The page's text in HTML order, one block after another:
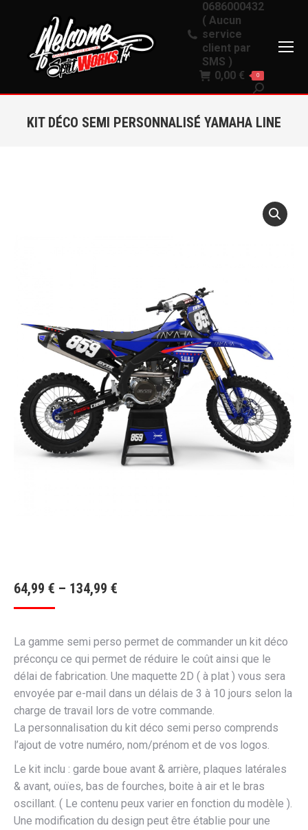
0686000432
( Aucun
service
client par
SMS )
0,00 € 0
Recherche
KIT DÉCO SEMI PERSONNALISÉ YAMAHA LINE
64,99 € – 134,99 €
La gamme semi perso permet de commander un kit déco
préconçu ce qui permet de réduire le coût ainsi que le
délai de fabrication. Une maquette 2D ( à plat ) vous sera
envoyée par e-mail dans un délais de 3 à 10 jours selon la
charge de travail lors de votre commande.
La personnalisation du kit déco semi perso comprends
l’ajout de votre numéro, nom/prénom et de vos logos.
Le kit inclu : garde boue avant & arrière, plaques latérales
& avant, ouïes, bas de fourches, boite à air et le bras
oscillant. ( Le contenu peux varier en fonction du modèle ).
Une modification du design peut être établie pour une